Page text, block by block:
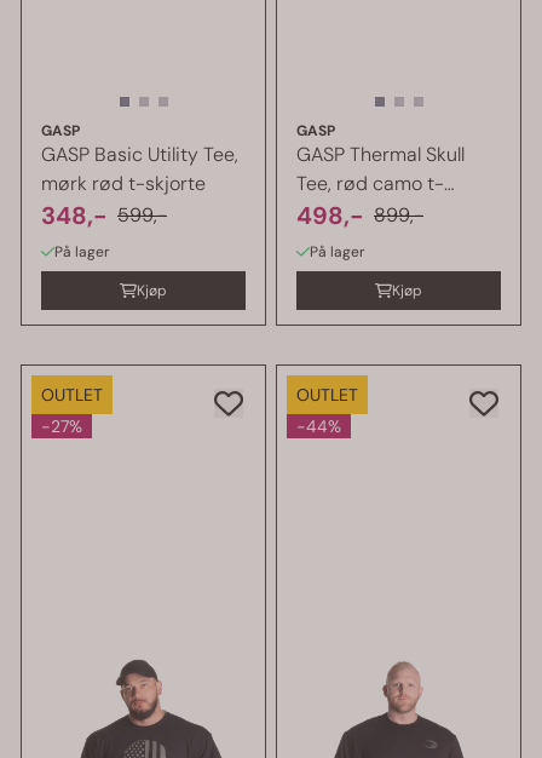
GASP
GASP Basic Utility Tee,
mørk rød t-skjorte
348,- 599,-
På lager
Kjøp
GASP
GASP Thermal Skull
Tee, rød camo t-
skjorte
498,- 899,-
På lager
Kjøp
OUTLET
-27%
OUTLET
-44%